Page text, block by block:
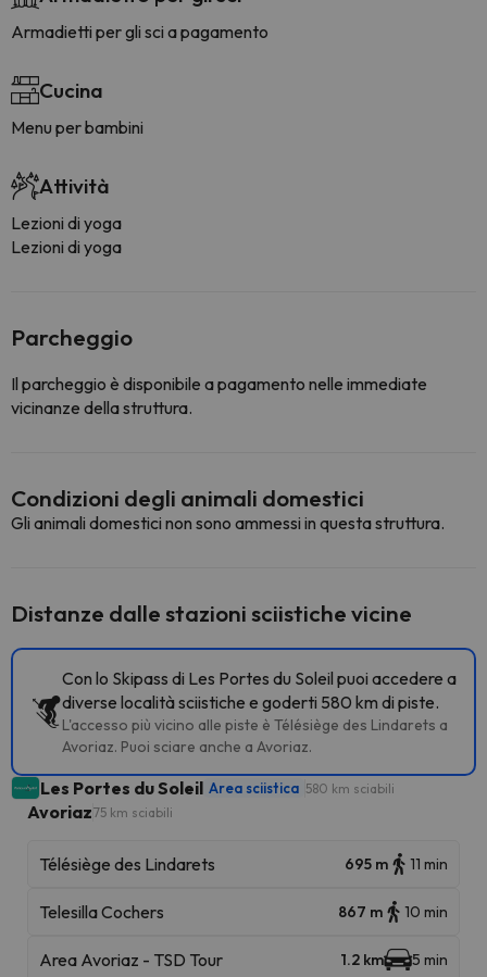
Armadietti per gli sci a pagamento
Cucina
Menu per bambini
Attività
Lezioni di yoga
Lezioni di yoga
Parcheggio
Il parcheggio è disponibile a pagamento nelle immediate
vicinanze della struttura.
Condizioni degli animali domestici
Gli animali domestici non sono ammessi in questa struttura.
Distanze dalle stazioni sciistiche vicine
Con lo Skipass di Les Portes du Soleil puoi accedere a
diverse località sciistiche e goderti 580 km di piste.
L'accesso più vicino alle piste è Télésiège des Lindarets a
Avoriaz. Puoi sciare anche a Avoriaz.
Les Portes du Soleil Area sciistica 580 km sciabili
Avoriaz75 km sciabili
Télésiège des Lindarets 695 m 11 min
Telesilla Cochers 867 m 10 min
Area Avoriaz - TSD Tour 1.2 km 5 min